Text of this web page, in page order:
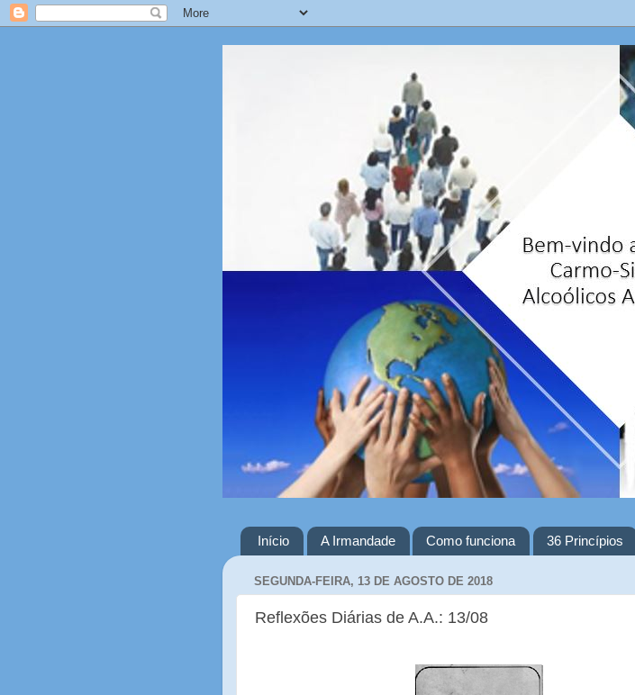
Início A Irmandade Como funciona 36 Princípios
SEGUNDA-FEIRA, 13 DE AGOSTO DE 2018
Reflexões Diárias de A.A.: 13/08